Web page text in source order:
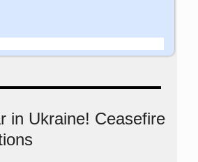
in Ukraine! Ceasefire